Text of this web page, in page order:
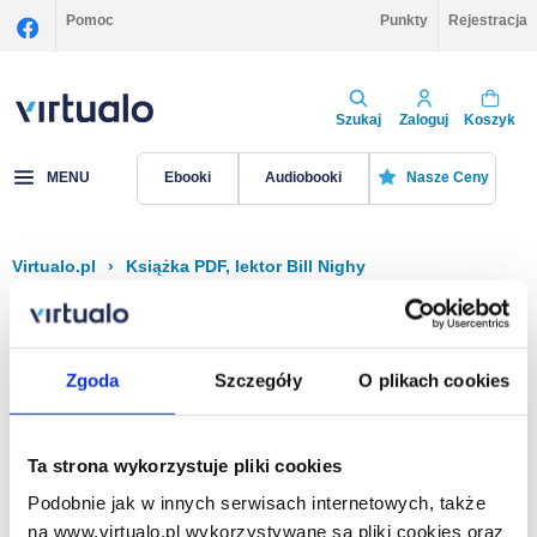
Zgoda Szczegóły O plikach cookies
Ta strona wykorzystuje pliki cookies
Podobnie jak w innych serwisach internetowych, także
na www.virtualo.pl wykorzystywane są pliki cookies oraz
Pomoc Punkty Rejestracja
Szukaj Zaloguj Koszyk
MENU Ebooki Audiobooki Nasze Ceny
Virtualo.pl › Książka PDF, lektor Bill Nighy
Filtruj Sortuj
Na stronie